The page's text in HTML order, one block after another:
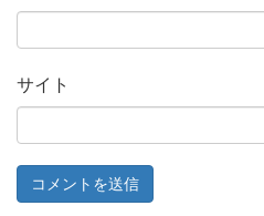
サイト